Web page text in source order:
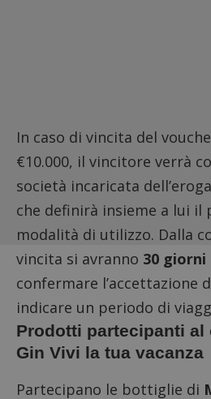
In caso di vincita del
€10.000, il vincitore verrà
società incaricata
che definirà insieme a lui il
modalità di utilizzo. Dalla
vincita si avranno 30 giorni
confermare l’accettazione
indicare un periodo di
Prodotti partecipanti al
Gin Vivi la tua vacanza
Partecipano le bottiglie di